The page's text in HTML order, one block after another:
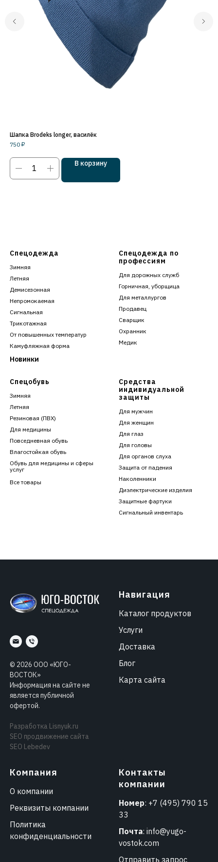
Шапка Brodeks longer, василёк
750 ₽
В корзину
Спецодежда
Зимняя
Летняя
Демисезонная
Непромокаемая
Сигнальная
Трикотажная
От повышенных температур
Камуфляжная форма
Новинки
Спецодежда по
профессиям
Для дорожных служб
Горничная, уборщица
Для металлургов
Продавец
Сварщик
Охранник
Медик
Спецобувь
Зимняя
Летняя
Резиновая (ПВХ)
Для медицины
Повседневная обувь
Влагостойкая обувь
Обувь для медицины и сферы
услуг
Все товары
Средства
индивидуальной
защиты
Для мужчин
Для женщин
Для глаз
Для головы
Для органов слуха
Защита от падения
Наколенники
Диэлектрические изделия
Защитные фартуки
Сигнальный инвентарь
© 2026 ООО «ЮГО-
ВОСТОК»
Информация на сайте не
является публичной
офертой.
Разработка Lisnyuk.ru
SEO продвижение сайта
SEO Lebedev
Навигация
Каталог продуктов
Услуги
Доставка
Блог
Карта сайта
Компания
О компании
Реквизиты компании
Политика
конфиденциальности
Контакты
компании
Номер: +7 (495) 790 15
33
Почта: info@yugo-
vostok.com
Отправить запрос